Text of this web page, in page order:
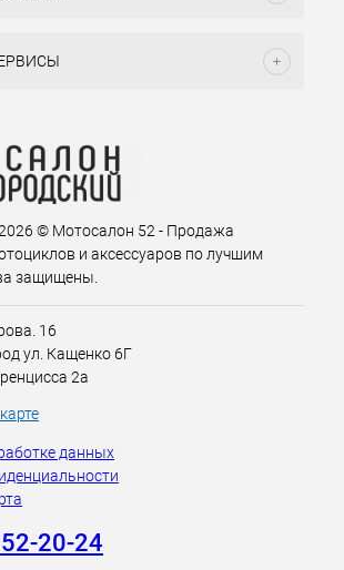
© Мотосалон 52 - Продажа
и аксессуаров по лучшим
защищены.
16
ул. Кащенко 6Г
2а
данных
20-24